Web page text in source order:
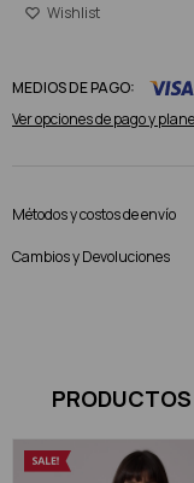
MEDIOS DE PAGO:
Ver opciones de pago y
Métodos y costos de envío
Cambios y Devoluciones
PRODUCTOS